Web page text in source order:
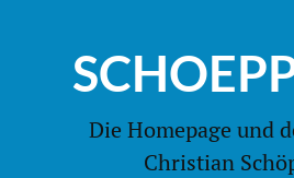
springen
Die Homepage und
Christian